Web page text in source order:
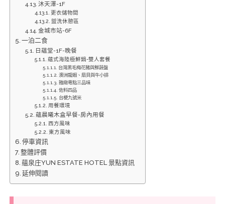
沐天澤-1F
更衣儲物間
盥洗休憩區
金城市站-6F
一泊二食
日蘊堂-1F-晚餐
蘊式海陸極鮮鍋-雙人套餐
台灣黑毛梅花豬與鮮蔬盤
澳洲龍蝦、扇貝與牛小排
雅緻粵點三品味
佐料四品
台梗九號米
用餐環境
蘊晨曦木盒早餐-房內用餐
西方風味
東方風味
停車資訊
整體評價
蘊泉庄YUN ESTATE HOTEL 景點資訊
延伸閱讀